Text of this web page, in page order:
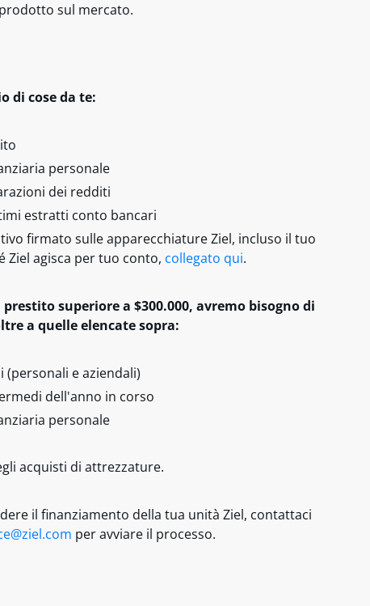
sul mercato.
di cose da te:
personale
dei redditi
estratti conto bancari
firmato sulle apparecchiature Ziel, incluso il tuo
Ziel agisca per tuo conto, collegato qui.
superiore a $300.000, avremo bisogno di
a quelle elencate sopra:
(personali e aziendali)
dell'anno in corso
personale
acquisti di attrezzature.
il finanziamento della tua unità Ziel, contattaci
per avviare il processo.